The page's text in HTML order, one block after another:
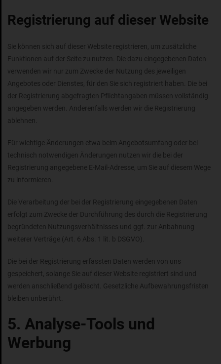
Registrierung auf dieser Website
Sie können sich auf dieser Website registrieren, um zusätzliche
Funktionen auf der Seite zu nutzen. Die dazu eingegebenen Daten
verwenden wir nur zum Zwecke der Nutzung des jeweiligen
Angebotes oder Dienstes, für den Sie sich registriert haben. Die bei
der Registrierung abgefragten Pflichtangaben müssen vollständig
angegeben werden. Anderenfalls werden wir die Registrierung
ablehnen.
Für wichtige Änderungen etwa beim Angebotsumfang oder bei
technisch notwendigen Änderungen nutzen wir die bei der
Registrierung angegebene E-Mail-Adresse, um Sie auf diesem Wege
zu informieren.
Die Verarbeitung der bei der Registrierung eingegebenen Daten
erfolgt zum Zwecke der Durchführung des durch die Registrierung
begründeten Nutzungsverhältnisses und ggf. zur Anbahnung
weiterer Verträge (Art. 6 Abs. 1 lit. b DSGVO).
Die bei der Registrierung erfassten Daten werden von uns
gespeichert, solange Sie auf dieser Website registriert sind und
werden anschließend gelöscht. Gesetzliche Aufbewahrungsfristen
bleiben unberührt.
5. Analyse-Tools und
Werbung